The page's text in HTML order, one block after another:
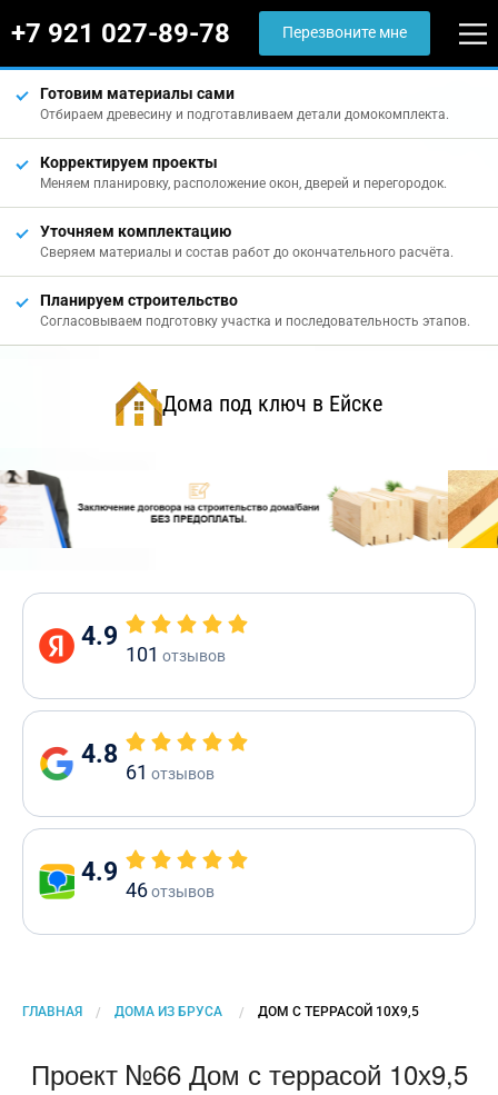
+7 921 027-89-78 Перезвоните мне
Готовим материалы сами
Отбираем древесину и подготавливаем детали домокомплекта.
Корректируем проекты
Меняем планировку, расположение окон, дверей и перегородок.
Уточняем комплектацию
Сверяем материалы и состав работ до окончательного расчёта.
Планируем строительство
Согласовываем подготовку участка и последовательность этапов.
Дома под ключ в Ейске
4.9
101 отзывов
4.8
61 отзывов
4.9
46отзывов
ГЛАВНАЯ ДОМА ИЗ БРУСА CURRENT:
ДОМ С ТЕРРАСОЙ 10Х9,5
Проект №66 Дом с террасой 10х9,5